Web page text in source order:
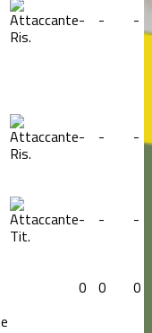
Ris.
- - -
Ris.
- - -
Tit.
- - -
0 0 0